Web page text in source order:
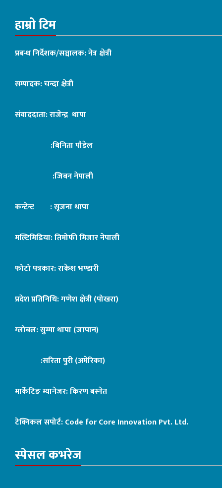
हाम्रो टिम
प्रबन्ध निर्देशक/सञ्चालक: नेत्र क्षेत्री
सम्पादक: चन्दा क्षेत्री
संवाददाता: राजेन्द्र थापा
:बिनिता पौडेल
:जिबन नेपाली
कन्टेन्ट : सृजना थापा
मल्टिमिडिया: तिमोफी मिजार नेपाली
फोटो पत्रकार: राकेश भण्डारी
प्रदेश प्रतिनिधि: गणेश क्षेत्री (पोखरा)
ग्लोबल: सुम्मा थापा (जापान)
:सरिता पुरी (अमेरिका)
मार्केटिङ म्यानेजर: किरण बस्नेत
टेक्निकल सपोर्ट:Code for Core Innovation Pvt. Ltd.
स्पेसल कभरेज